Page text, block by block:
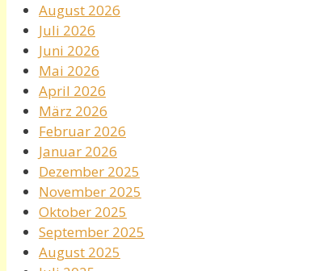
August 2026
Juli 2026
Juni 2026
Mai 2026
April 2026
März 2026
Februar 2026
Januar 2026
Dezember 2025
November 2025
Oktober 2025
September 2025
August 2025